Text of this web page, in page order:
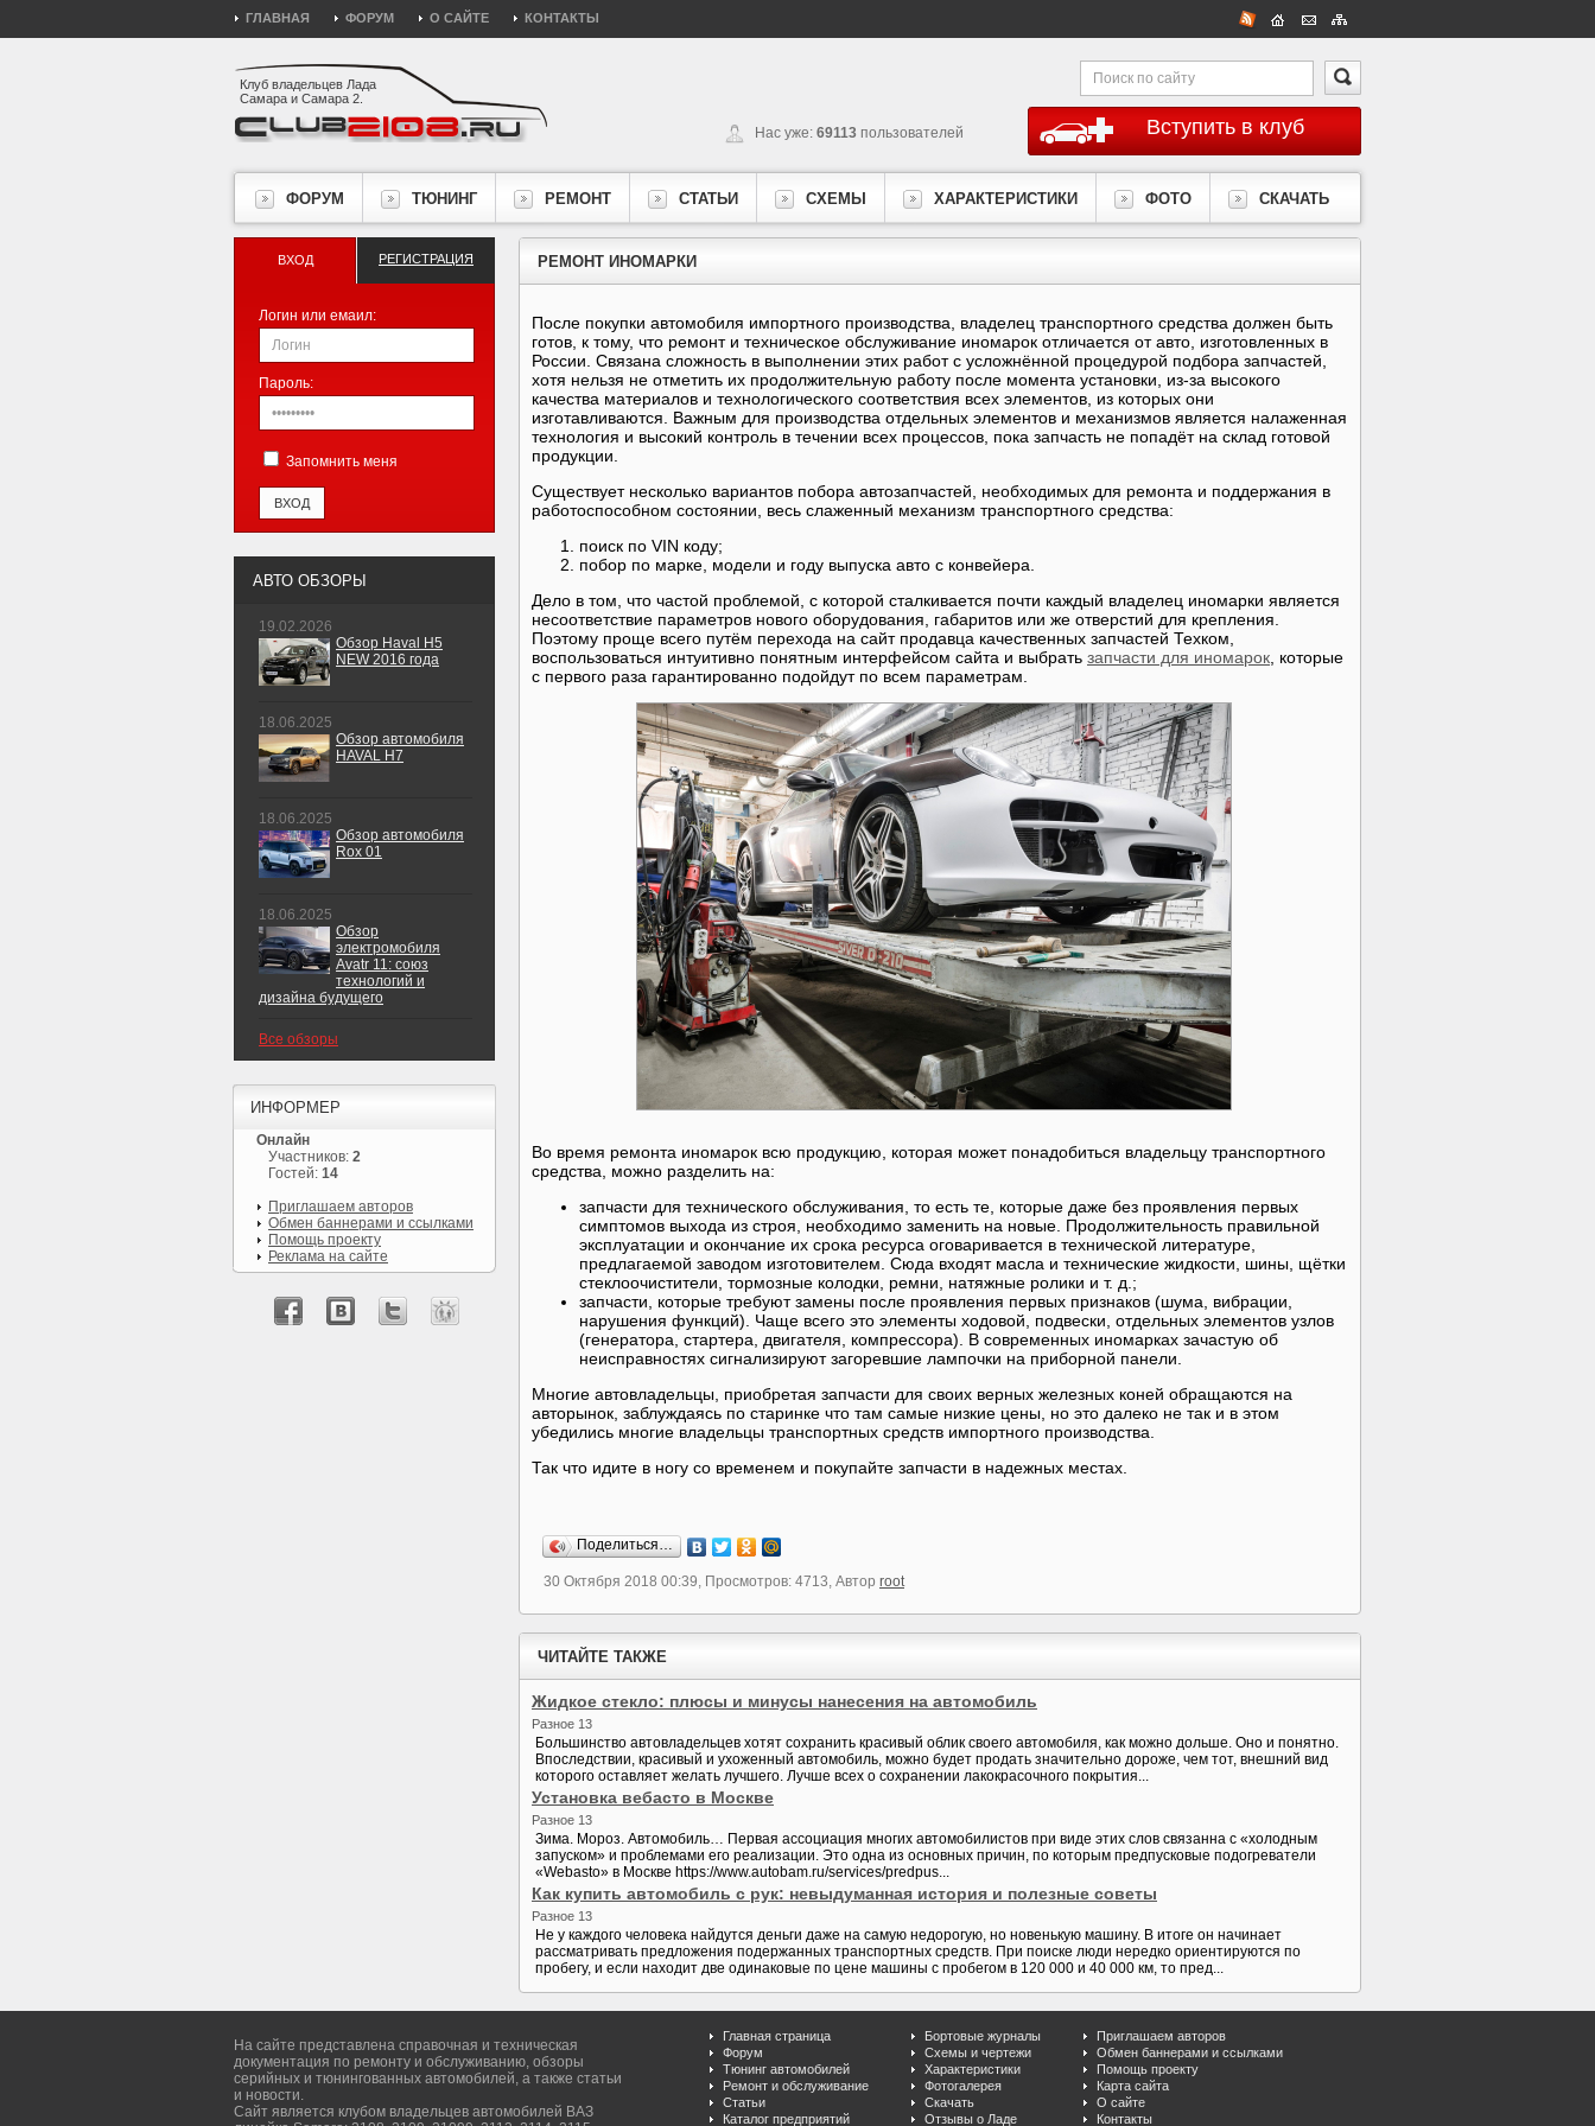
ГЛАВНАЯ ФОРУМ О САЙТЕ КОНТАКТЫ
Клуб владельцев Лада
Самара и Самара 2.
Вступить в клуб
Нас уже: 69113 пользователей
ФОРУМ ТЮНИНГ РЕМОНТ СТАТЬИ СХЕМЫ ХАРАКТЕРИСТИКИ ФОТО СКАЧАТЬ
РЕМОНТ ИНОМАРКИ
После покупки автомобиля импортного производства, владелец транспортного средства должен быть
готов, к тому, что ремонт и техническое обслуживание иномарок отличается от авто, изготовленных в
России. Связана сложность в выполнении этих работ с усложнённой процедурой подбора запчастей,
хотя нельзя не отметить их продолжительную работу после момента установки, из-за высокого
качества материалов и технологического соответствия всех элементов, из которых они
изготавливаются. Важным для производства отдельных элементов и механизмов является налаженная
технология и высокий контроль в течении всех процессов, пока запчасть не попадёт на склад готовой
продукции.
Существует несколько вариантов побора автозапчастей, необходимых для ремонта и поддержания в
работоспособном состоянии, весь слаженный механизм транспортного средства:
поиск по VIN коду;
побор по марке, модели и году выпуска авто с конвейера.
Дело в том, что частой проблемой, с которой сталкивается почти каждый владелец иномарки является
несоответствие параметров нового оборудования, габаритов или же отверстий для крепления.
Поэтому проще всего путём перехода на сайт продавца качественных запчастей Техком,
воспользоваться интуитивно понятным интерфейсом сайта и выбрать запчасти для иномарок , которые
с первого раза гарантированно подойдут по всем параметрам.
Во время ремонта иномарок всю продукцию, которая может понадобиться владельцу транспортного
средства, можно разделить на:
запчасти для технического обслуживания, то есть те, которые даже без проявления первых
симптомов выхода из строя, необходимо заменить на новые. Продолжительность правильной
эксплуатации и окончание их срока ресурса оговаривается в технической литературе,
предлагаемой заводом изготовителем. Сюда входят масла и технические жидкости, шины, щётки
стеклоочистители, тормозные колодки, ремни, натяжные ролики и т. д.;
запчасти, которые требуют замены после проявления первых признаков (шума, вибрации,
нарушения функций). Чаще всего это элементы ходовой, подвески, отдельных элементов узлов
(генератора, стартера, двигателя, компрессора). В современных иномарках зачастую об
неисправностях сигнализируют загоревшие лампочки на приборной панели.
Многие автовладельцы, приобретая запчасти для своих верных железных коней обращаются на
авторынок, заблуждаясь по старинке что там самые низкие цены, но это далеко не так и в этом
убедились многие владельцы транспортных средств импортного производства.
Так что идите в ногу со временем и покупайте запчасти в надежных местах.
Поделиться…
30 Октября 2018 00:39, Просмотров: 4713, Автор root
ЧИТАЙТЕ ТАКЖЕ
Жидкое стекло: плюсы и минусы нанесения на автомобиль
Разное 13
Большинство автовладельцев хотят сохранить красивый облик своего автомобиля, как можно дольше. Оно и понятно.
Впоследствии, красивый и ухоженный автомобиль, можно будет продать значительно дороже, чем тот, внешний вид
которого оставляет желать лучшего. Лучше всех о сохранении лакокрасочного покрытия...
Установка вебасто в Москве
Разное 13
Зима. Мороз. Автомобиль… Первая ассоциация многих автомобилистов при виде этих слов связанна с «холодным
запуском» и проблемами его реализации. Это одна из основных причин, по которым предпусковые подогреватели
«Webasto» в Москве https://www.autobam.ru/services/predpus...
Как купить автомобиль с рук: невыдуманная история и полезные советы
Разное 13
Не у каждого человека найдутся деньги даже на самую недорогую, но новенькую машину. В итоге он начинает
рассматривать предложения подержанных транспортных средств. При поиске люди нередко ориентируются по
пробегу, и если находит две одинаковые по цене машины с пробегом в 120 000 и 40 000 км, то пред...
ВХОД РЕГИСТРАЦИЯ
Логин или емаил:
Пароль:
Запомнить меня
АВТО ОБЗОРЫ
19.02.2026
Обзор Haval H5
NEW 2016 года
18.06.2025
Обзор автомобиля
HAVAL H7
18.06.2025
Обзор автомобиля
Rox 01
18.06.2025
Обзор
электромобиля
Avatr 11: союз
технологий и
дизайна будущего
Все обзоры
ИНФОРМЕР
Онлайн
Участников: 2
Гостей: 14
Приглашаем авторов
Обмен баннерами и ссылками
Помощь проекту
Реклама на сайте
На сайте представлена справочная и техническая
документация по ремонту и обслуживанию, обзоры
серийных и тюнингованных автомобилей, а также статьи
и новости.
Сайт является клубом владельцев автомобилей ВАЗ
Главная страница
Форум
Тюнинг автомобилей
Ремонт и обслуживание
Статьи
Каталог предприятий
Бортовые журналы
Схемы и чертежи
Характеристики
Фотогалерея
Скачать
Отзывы о Ладе
Приглашаем авторов
Обмен баннерами и ссылками
Помощь проекту
Карта сайта
О сайте
Контакты